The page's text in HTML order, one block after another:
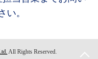
い。
All Rights Reserved.